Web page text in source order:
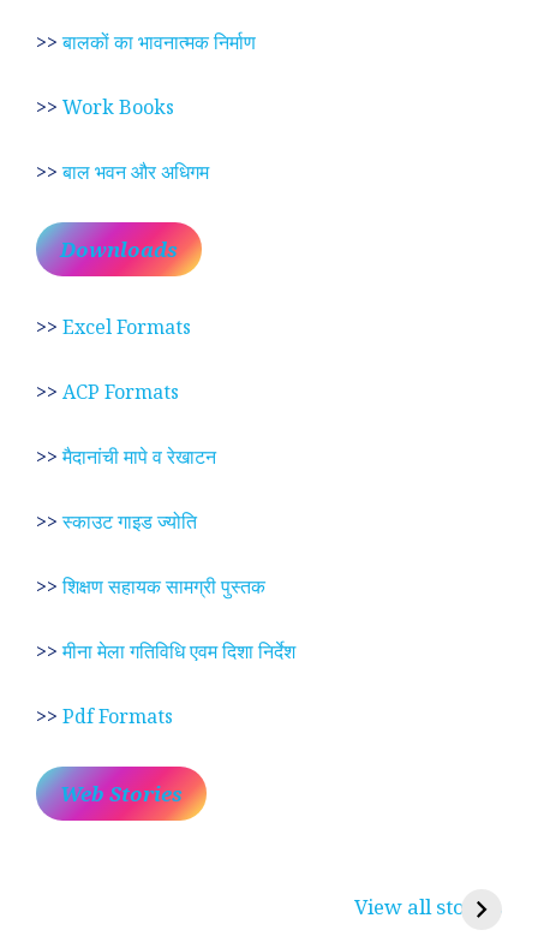
>>बालकों का भावनात्मक निर्माण
>> Work Books
>>बाल भवन और अधिगम
Downloads
>> Excel Formats
>> ACP Formats
>>मैदानांची मापे व रेखाटन
>>स्काउट गाइड ज्योति
>>शिक्षण सहायक सामग्री पुस्तक
>>मीना मेला गतिविधि एवम दिशा निर्देश
>> Pdf Formats
Web Stories
View all stories
रामसा पीर, रुणेचा रा